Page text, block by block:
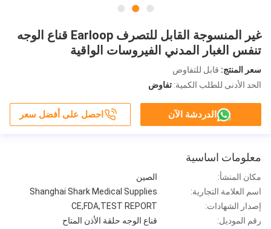
غير المنسوجة القابل للتصرف Earloop قناع الوجه
تنفس الغبار المدني الفيروسات الواقية
سعر المنتج: قابل للتفاوض
الحد الأدنى للطلب الكمية: تفاوض
الدردشة الآن احصل على أفضل سعر
معلومات اساسية
مكان المنشأ:
الصين
اسم العلامة التجارية:
Shanghai Shark Medical Supplies
إصدار الشهادات:
CE,FDA,TEST REPORT
رقم الموديل:
قناع الوجه حلقة الأذن المتاح